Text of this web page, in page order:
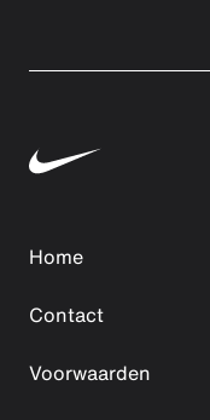
Home
Contact
Voorwaarden